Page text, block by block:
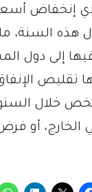
إنخفاض
هذه السنة،
إلى دول
تقليص الإنفاق
شخص خلال
الخارج، أو